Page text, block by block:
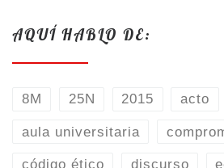
AQUÍ HABLO DE:
8M 25N 2015 acto
aula universitaria
código ético discurso